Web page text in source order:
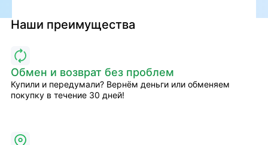
Наши преимущества
Обмен и возврат без проблем
Купили и передумали? Вернём деньги или обменяем
покупку в течение 30 дней!